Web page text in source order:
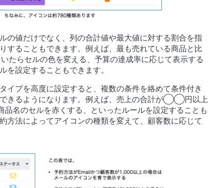
の値だけでなく、列の合計値や最大値に対する割合を指
することもできます。例えば、最も売れている商品と比
たらセルの色を変える、予算の達成率に応じて表示する
を設定することもできます。
イプを高度に設定すると、複数の条件を絡めて条件付き
きるようになります。例えば、売上の合計が◯◯円以上
のセルを赤くする、といったルールを設定することも
方法によってアイコンの種類を変えて、顧客数に応じて